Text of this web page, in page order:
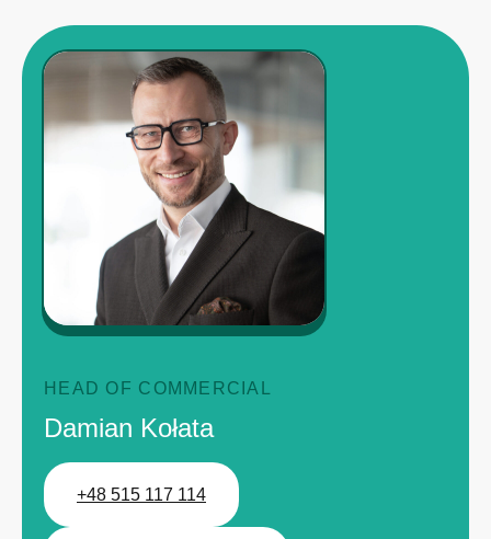
HEAD OF COMMERCIAL
Damian Kołata
+48 515 117 114